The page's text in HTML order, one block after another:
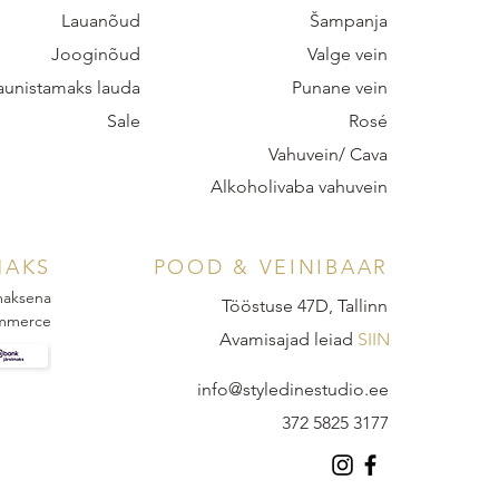
Lauanõud
Jooginõud
lauda
Sale
Šampanja
Valge vein
Punane vein
Rosé
Vahuvein/ Cava
Alkoholivaba vahuvein
POOD & VEINIBAAR
Tööstuse 47D, Tallinn
Avamisajad leiad SIIN
info@styledinestudio.ee
372 5825 3177